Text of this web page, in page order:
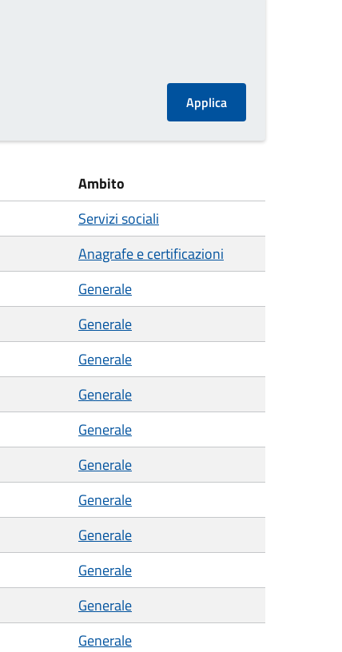
Ambito
Servizi sociali
Anagrafe e certificazioni
Generale
Generale
Generale
Generale
Generale
Generale
Generale
Generale
Generale
Generale
Generale